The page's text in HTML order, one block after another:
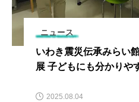
ニュース
いわき震災伝承みらい
展 子どもにも分かりや
2025.08.04